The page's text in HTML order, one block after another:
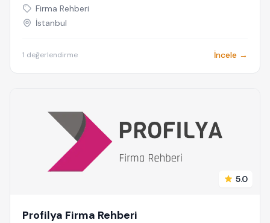
Firma Rehberi
İstanbul
1 değerlendirme İncele →
5.0
Profilya Firma Rehberi